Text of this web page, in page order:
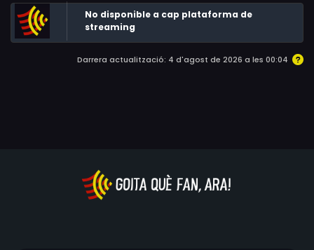
aconseguir la recompensa promesa.
No disponible a cap plataforma de
streaming
Darrera actualització: 4 d'agost de 2026 a les 00:04